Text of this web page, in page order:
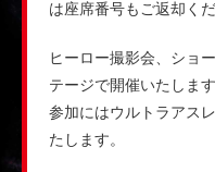
は座席番号もご返却くだ
ヒーロー撮影会、ショ
テージで開催いたします
参加にはウルトラアス
たします。